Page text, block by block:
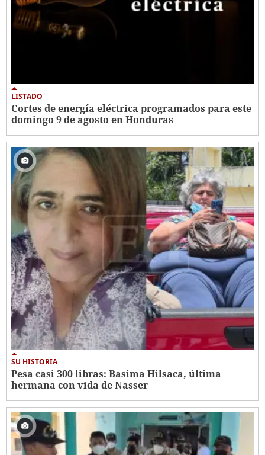
LISTADO
Cortes de energía eléctrica programados para este
domingo 9 de agosto en Honduras
SU HISTORIA
Pesa casi 300 libras: Basima Hilsaca, última
hermana con vida de Nasser